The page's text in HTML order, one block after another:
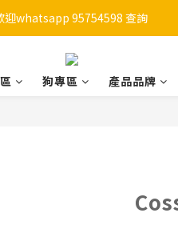
購物滿HKD 450 免運費
迎whatsapp 95754598 查詢
購物滿HKD 450 免運費
狗專區 產品品牌